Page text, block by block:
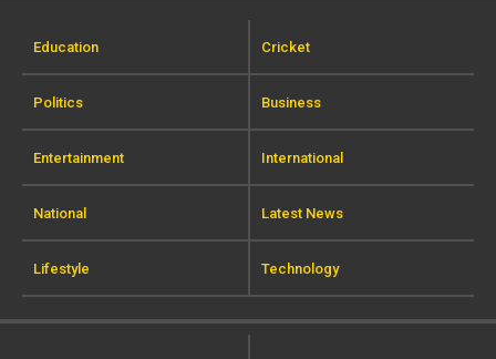
Education Cricket
Politics Business
Entertainment International
National Latest News
Lifestyle Technology